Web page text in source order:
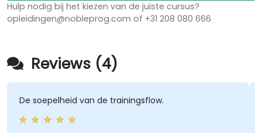
Hulp nodig bij het kiezen van de juiste cursus?
opleidingen@nobleprog.com of +31 208 080 666
Reviews (4)
De soepelheid van de trainingsflow.